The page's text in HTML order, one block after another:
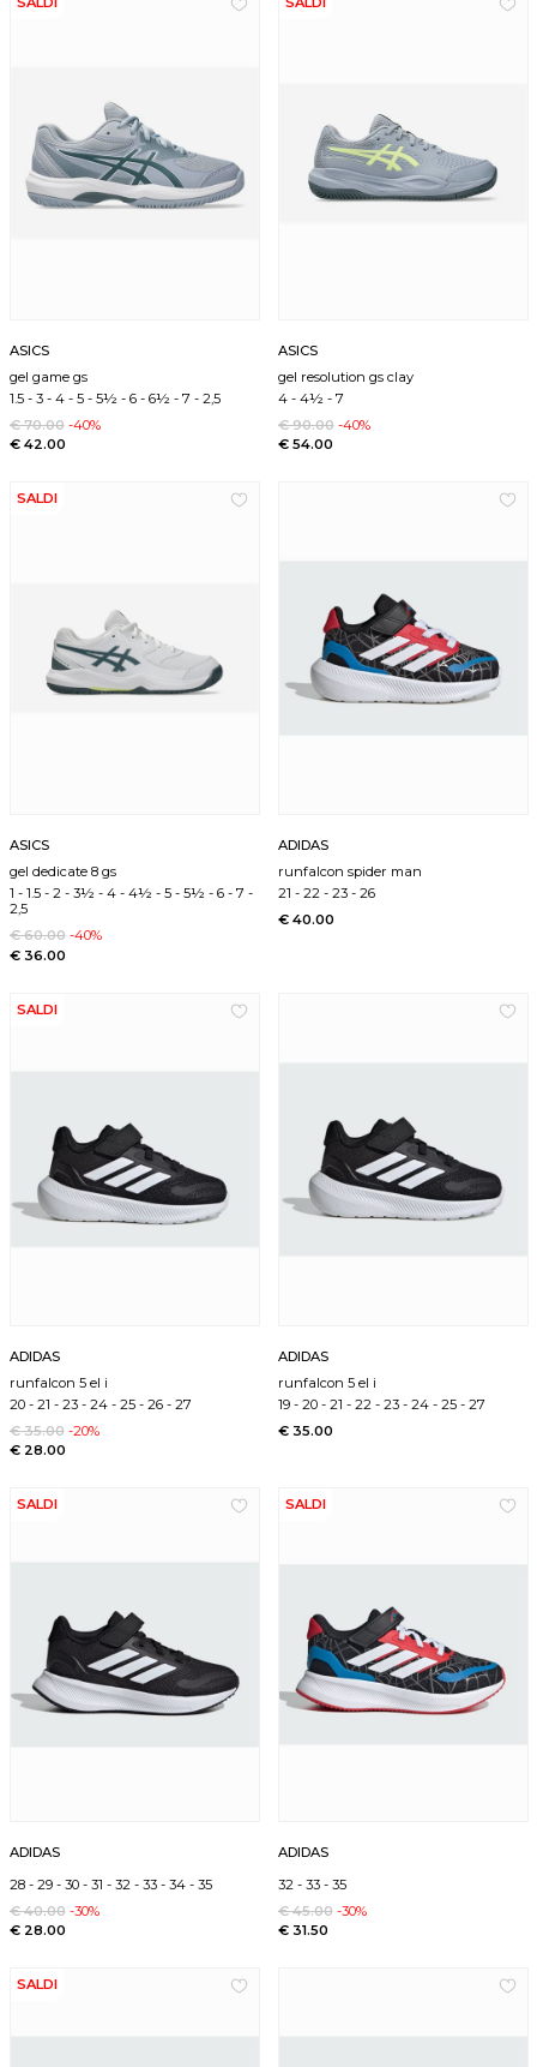
ASICS
gel game gs
1.5 -3 -4 -5 -5½ -6 -6½ -7 -2,5
€ 70.00 -40%
€ 42.00
ASICS
gel resolution gs clay
4 -4½ -7
€ 90.00 -40%
€ 54.00
SALDI
ASICS
gel dedicate 8 gs
1 -1.5 -2 -3½ -4 -4½ -5 -5½ -6 -7 -
2,5
€ 60.00 -40%
€ 36.00
ADIDAS
runfalcon spider man
21 -22 -23 -26
€ 40.00
SALDI
ADIDAS
runfalcon 5 el i
20 -21 -23 -24 -25 -26 -27
€ 35.00 -20%
€ 28.00
ADIDAS
runfalcon 5 el i
19 -20 -21 -22 -23 -24 -25 -27
€ 35.00
SALDI
ADIDAS
28 -29 -30 -31 -32 -33 -34 -35
€ 40.00 -30%
€ 28.00
SALDI
ADIDAS
32 -33 -35
€ 45.00 -30%
€ 31.50
SALDI